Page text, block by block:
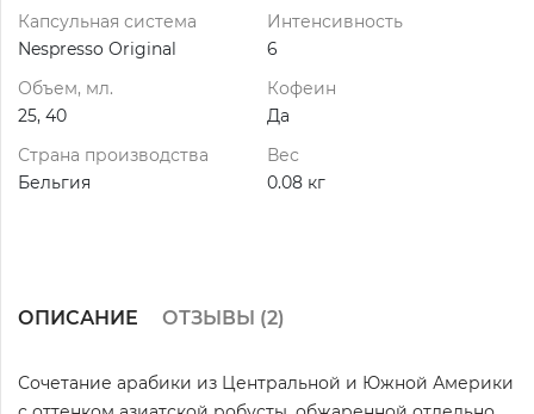
Капсульная система
Nespresso Original
Интенсивность
6
Объем, мл.
25, 40
Кофеин
Да
Страна производства
Бельгия
Вес
0.08 кг
ОПИСАНИЕ ОТЗЫВЫ (2)
Сочетание арабики из Центральной и Южной Америки